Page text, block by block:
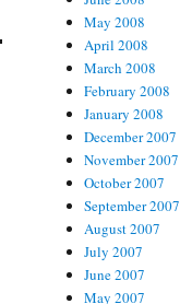
May 2008
April 2008
March 2008
February 2008
January 2008
December 2007
November 2007
October 2007
September 2007
August 2007
July 2007
June 2007
May 2007